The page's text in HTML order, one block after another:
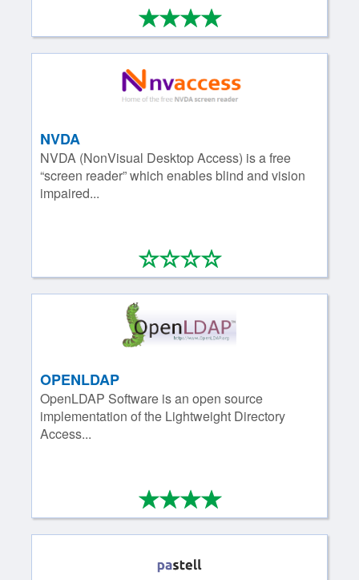
****
4/4
NVDA
NVDA (NonVisual Desktop Access) is a free
“screen reader” which enables blind and vision
impaired...
****
0/4
OPENLDAP
OpenLDAP Software is an open source
implementation of the Lightweight Directory
Access...
****
4/4